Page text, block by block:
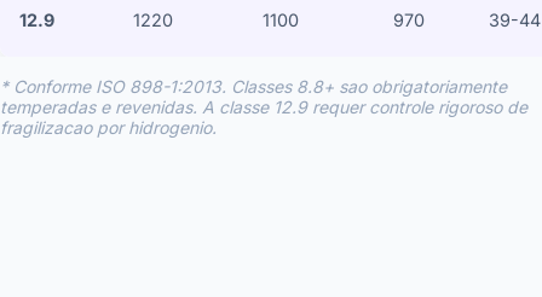
12.9 1220 1100 970 39-44
* Conforme ISO 898-1:2013. Classes 8.8+ sao obrigatoriamente
temperadas e revenidas. A classe 12.9 requer controle rigoroso de
fragilizacao por hidrogenio.